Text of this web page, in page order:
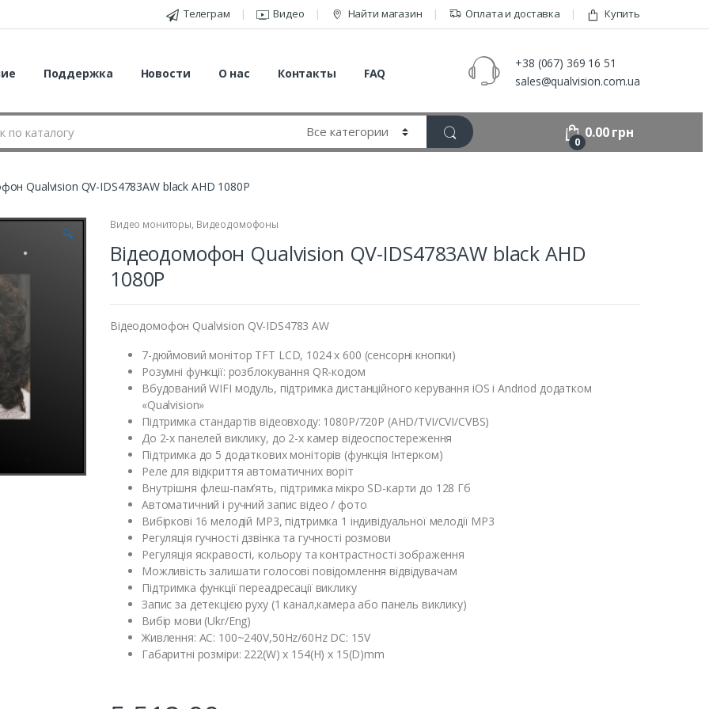
Телеграм Видео Найти магазин Оплата и доставка Купить
Поддержка Новости О нас Контакты FAQ
+38 (067) 369 16 51
sales@qualvision.com.ua
0
0.00грн
Qualvision QV-IDS4783AW black AHD 1080P
🔍
Видео мониторы, Видеодомофоны
Відеодомофон Qualvision QV-IDS4783AW black AHD
1080P
Відеодомофон Qualvision QV-IDS4783 AW
7-дюймовий монітор TFT LCD, 1024 x 600 (сенсорні кнопки)
Розумні функції: розблокування QR-кодом
Вбудований WIFI модуль, підтримка дистанційного керування iOS і Andriod додатком
«Qualvision»
Підтримка стандартів відеовходу: 1080P/720P (AHD/TVI/CVI/CVBS)
До 2-х панелей виклику, до 2-х камер відеоспостереження
Підтримка до 5 додаткових моніторів (функція Інтерком)
Реле для відкриття автоматичних воріт
Внутрішня флеш-пам’ять, підтримка мікро SD-карти до 128 Гб
Автоматичний і ручний запис відео / фото
Вибіркові 16 мелодій MP3, підтримка 1 індивідуальної мелодії MP3
Регуляція гучності дзвінка та гучності розмови
Регуляція яскравості, кольору та контрастності зображення
Можливість залишати голосові повідомлення відвідувачам
Підтримка функції переадресації виклику
Запис за детекцією руху (1 канал,камера або панель виклику)
Вибір мови (Ukr/Eng)
Живлення: AC: 100~240V,50Hz/60Hz DC: 15V
Габаритні розміри: 222(W) x 154(H) x 15(D)mm